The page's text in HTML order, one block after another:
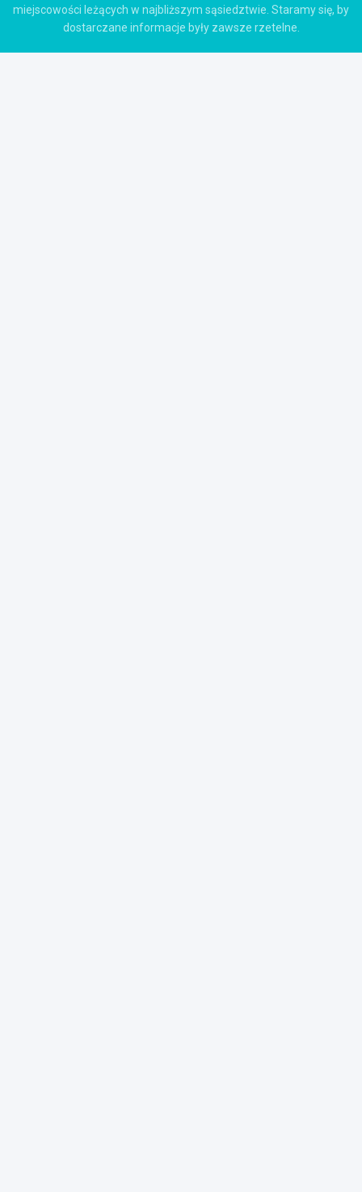
miejscowości leżących w najbliższym sąsiedztwie. Staramy się, by
dostarczane informacje były zawsze rzetelne.